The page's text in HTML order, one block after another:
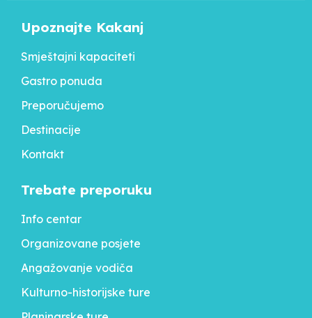
Upoznajte Kakanj
Smještajni kapaciteti
Gastro ponuda
Preporučujemo
Destinacije
Kontakt
Trebate preporuku
Info centar
Organizovane posjete
Angažovanje vodiča
Kulturno-historijske ture